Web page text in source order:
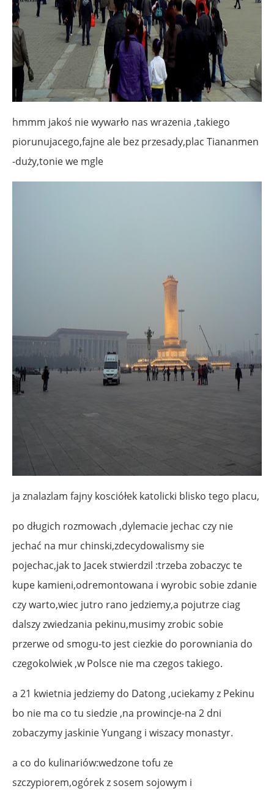
hmmm jakoś nie wywarło nas wrazenia ,takiego
piorunujacego,fajne ale bez przesady,plac Tiananmen
-duży,tonie we mgle
ja znalazlam fajny kosciółek katolicki blisko tego placu,
po długich rozmowach ,dylemacie jechac czy nie
jechać na mur chinski,zdecydowalismy sie
pojechac,jak to Jacek stwierdzil :trzeba zobaczyc te
kupe kamieni,odremontowana i wyrobic sobie zdanie
czy warto,wiec jutro rano jedziemy,a pojutrze ciag
dalszy zwiedzania pekinu,musimy zrobic sobie
przerwe od smogu-to jest ciezkie do porowniania do
czegokolwiek ,w Polsce nie ma czegos takiego.
a 21 kwietnia jedziemy do Datong ,uciekamy z Pekinu
bo nie ma co tu siedzie ,na prowincje-na 2 dni
zobaczymy jaskinie Yungang i wiszacy monastyr.
a co do kulinariów:wedzone tofu ze
szczypiorem,ogórek z sosem sojowym i